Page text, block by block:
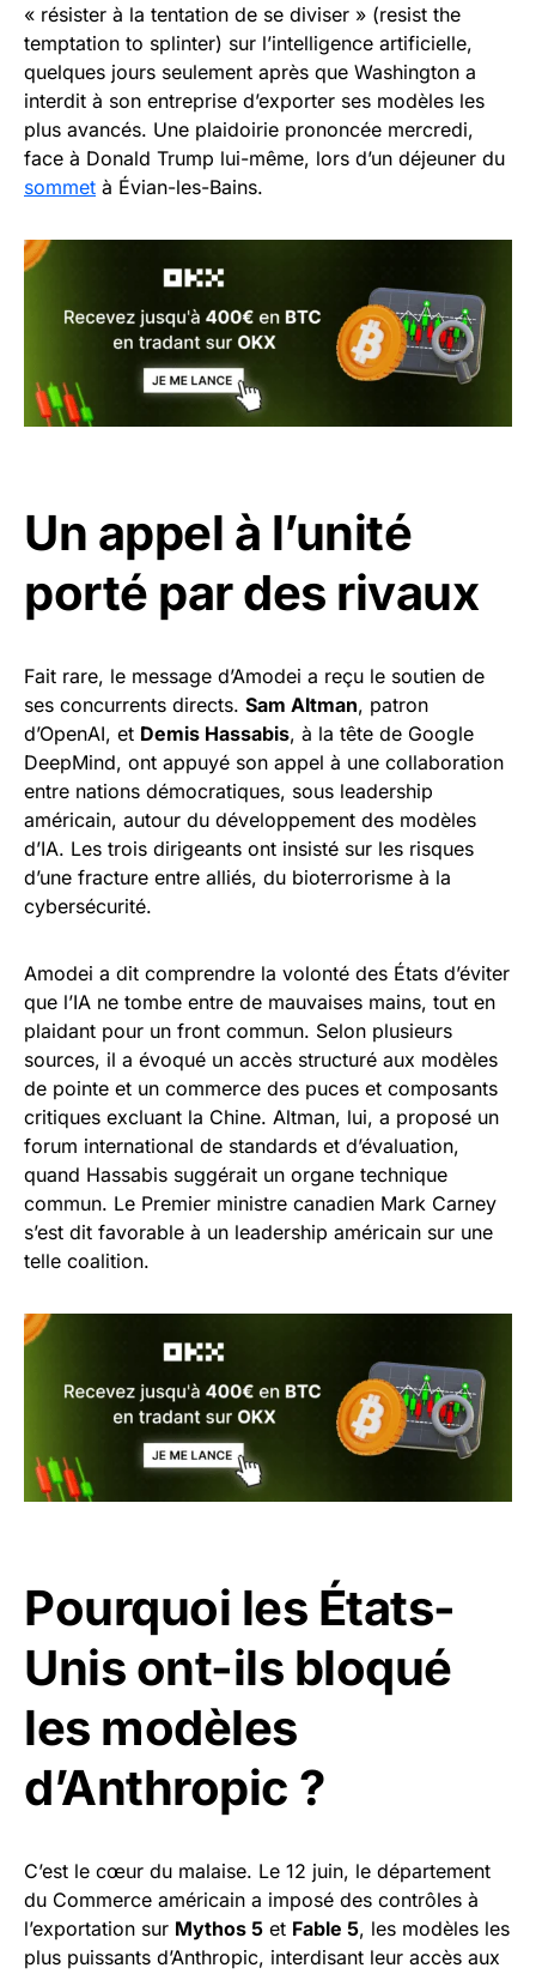
« résister à la tentation de se diviser » (resist the
temptation to splinter) sur l’intelligence artificielle,
quelques jours seulement après que Washington a
interdit à son entreprise d’exporter ses modèles les
plus avancés. Une plaidoirie prononcée mercredi,
face à Donald Trump lui-même, lors d’un déjeuner du
sommet à Évian-les-Bains.
Un appel à l’unité
porté par des rivaux
Fait rare, le message d’Amodei a reçu le soutien de
ses concurrents directs. Sam Altman, patron
d’OpenAI, et Demis Hassabis, à la tête de Google
DeepMind, ont appuyé son appel à une collaboration
entre nations démocratiques, sous leadership
américain, autour du développement des modèles
d’IA. Les trois dirigeants ont insisté sur les risques
d’une fracture entre alliés, du bioterrorisme à la
cybersécurité.
Amodei a dit comprendre la volonté des États d’éviter
que l’IA ne tombe entre de mauvaises mains, tout en
plaidant pour un front commun. Selon plusieurs
sources, il a évoqué un accès structuré aux modèles
de pointe et un commerce des puces et composants
critiques excluant la Chine. Altman, lui, a proposé un
forum international de standards et d’évaluation,
quand Hassabis suggérait un organe technique
commun. Le Premier ministre canadien Mark Carney
s’est dit favorable à un leadership américain sur une
telle coalition.
Pourquoi les États-
Unis ont-ils bloqué
les modèles
d’Anthropic ?
C’est le cœur du malaise. Le 12 juin, le département
du Commerce américain a imposé des contrôles à
l’exportation sur Mythos 5 et Fable 5, les modèles les
plus puissants d’Anthropic, interdisant leur accès aux